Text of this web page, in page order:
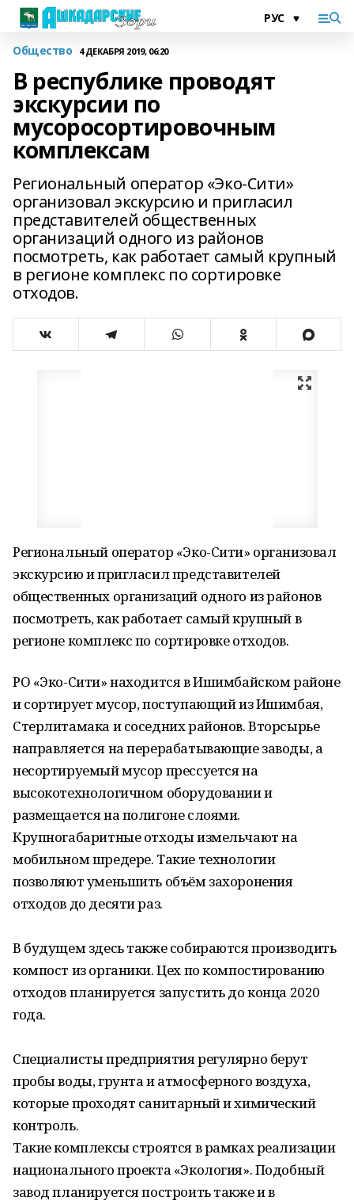
Общество 4 ДЕКАБРЯ 2019, 06:20
В республике проводят
экскурсии по
мусоросортировочным
комплексам
Региональный оператор «Эко-Сити»
организовал экскурсию и пригласил
представителей общественных
организаций одного из районов
посмотреть, как работает самый крупный
в регионе комплекс по сортировке
отходов.
Региональный оператор «Эко-Сити» организовал
экскурсию и пригласил представителей
общественных организаций одного из районов
посмотреть, как работает самый крупный в
регионе комплекс по сортировке отходов.
РО «Эко-Сити» находится в Ишимбайском районе
и сортирует мусор, поступающий из Ишимбая,
Стерлитамака и соседних районов. Вторсырье
направляется на перерабатывающие заводы, а
несортируемый мусор прессуется на
высокотехнологичном оборудовании и
размещается на полигоне слоями.
Крупногабаритные отходы измельчают на
мобильном шредере. Такие технологии
позволяют уменьшить объём захоронения
отходов до десяти раз.
В будущем здесь также собираются производить
компост из органики. Цех по компостированию
отходов планируется запустить до конца 2020
года.
Специалисты предприятия регулярно берут
пробы воды, грунта и атмосферного воздуха,
которые проходят санитарный и химический
контроль.
Такие комплексы строятся в рамках реализации
национального проекта «Экология». Подобный
завод планируется построить также и в